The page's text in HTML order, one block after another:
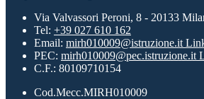
Via Valvassori Peroni, 8 - 20133
Tel: +39 027 610 162
Email: mirh010009@istruzione.it
PEC: mirh010009@pec.istruzione.it
C.F.: 80109710154
Cod.Mecc.MIRH010009